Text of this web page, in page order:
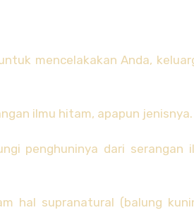
mencelakakan Anda,
ilmu hitam, apapun jenisnya.
penghuninya dari serangan
hal supranatural (balung